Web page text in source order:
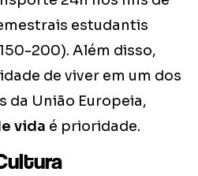
estudantis
200). Além disso,
de viver em um dos
da União Europeia,
vida é prioridade.